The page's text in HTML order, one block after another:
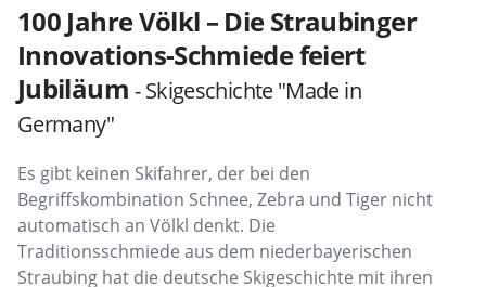
100 Jahre Völkl – Die Straubinger
Innovations-Schmiede feiert
Jubiläum- Skigeschichte "Made in
Germany"
Es gibt keinen Skifahrer, der bei den
Begriffskombination Schnee, Zebra und Tiger nicht
automatisch an Völkl denkt. Die
Traditionsschmiede aus dem niederbayerischen
Straubing hat die deutsche Skigeschichte mit ihren